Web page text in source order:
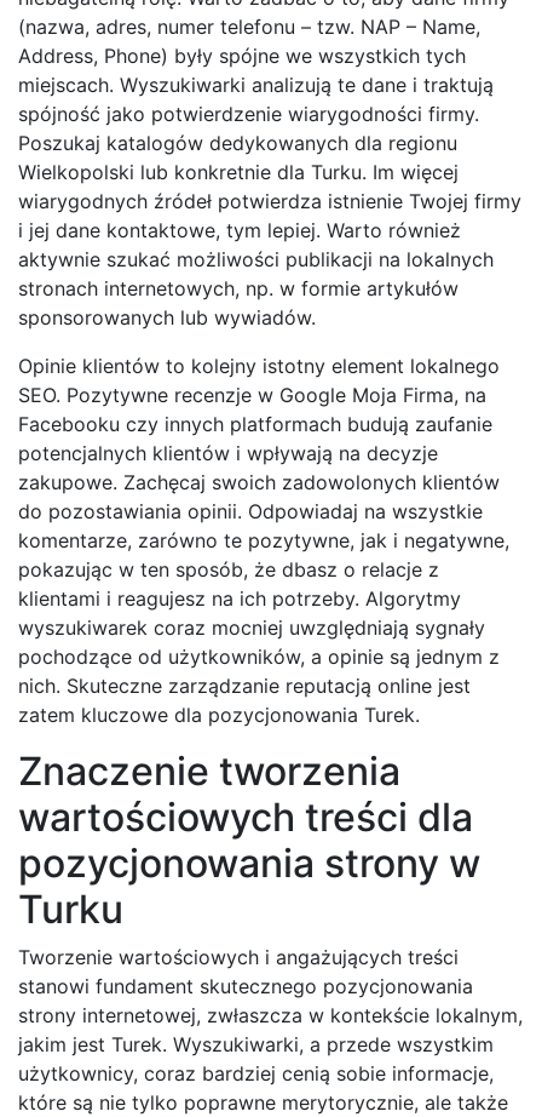
(nazwa, adres, numer telefonu – tzw. NAP – Name,
Address, Phone) były spójne we wszystkich tych
miejscach. Wyszukiwarki analizują te dane i traktują
spójność jako potwierdzenie wiarygodności firmy.
Poszukaj katalogów dedykowanych dla regionu
Wielkopolski lub konkretnie dla Turku. Im więcej
wiarygodnych źródeł potwierdza istnienie Twojej firmy
i jej dane kontaktowe, tym lepiej. Warto również
aktywnie szukać możliwości publikacji na lokalnych
stronach internetowych, np. w formie artykułów
sponsorowanych lub wywiadów.
Opinie klientów to kolejny istotny element lokalnego
SEO. Pozytywne recenzje w Google Moja Firma, na
Facebooku czy innych platformach budują zaufanie
potencjalnych klientów i wpływają na decyzje
zakupowe. Zachęcaj swoich zadowolonych klientów
do pozostawiania opinii. Odpowiadaj na wszystkie
komentarze, zarówno te pozytywne, jak i negatywne,
pokazując w ten sposób, że dbasz o relacje z
klientami i reagujesz na ich potrzeby. Algorytmy
wyszukiwarek coraz mocniej uwzględniają sygnały
pochodzące od użytkowników, a opinie są jednym z
nich. Skuteczne zarządzanie reputacją online jest
zatem kluczowe dla pozycjonowania Turek.
Znaczenie tworzenia
wartościowych treści dla
pozycjonowania strony w
Turku
Tworzenie wartościowych i angażujących treści
stanowi fundament skutecznego pozycjonowania
strony internetowej, zwłaszcza w kontekście lokalnym,
jakim jest Turek. Wyszukiwarki, a przede wszystkim
użytkownicy, coraz bardziej cenią sobie informacje,
które są nie tylko poprawne merytorycznie, ale także